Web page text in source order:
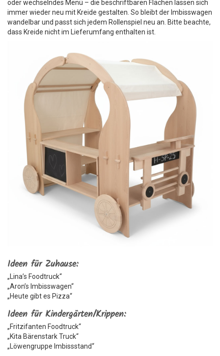
oder wechselndes Menü – die beschriftbaren Flächen lassen sich
immer wieder neu mit Kreide gestalten. So bleibt der Imbisswagen
wandelbar und passt sich jedem Rollenspiel neu an. Bitte beachte,
dass Kreide nicht im Lieferumfang enthalten ist.
Ideen für Zuhause:
„Lina’s Foodtruck“
„Aron’s Imbisswagen“
„Heute gibt es Pizza“
Ideen für Kindergärten/Krippen:
„Fritzifanten Foodtruck“
„Kita Bärenstark Truck“
„Löwengruppe Imbissstand“